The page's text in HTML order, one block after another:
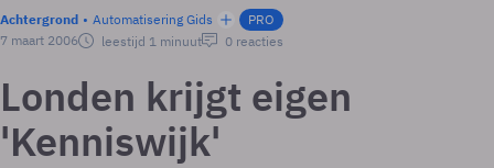
Achtergrond Automatisering Gids
PRO
7 maart 2006
leestijd 1 minuut 0 reacties
Londen krijgt eigen
'Kenniswijk'